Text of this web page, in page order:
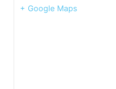
+ Google Maps